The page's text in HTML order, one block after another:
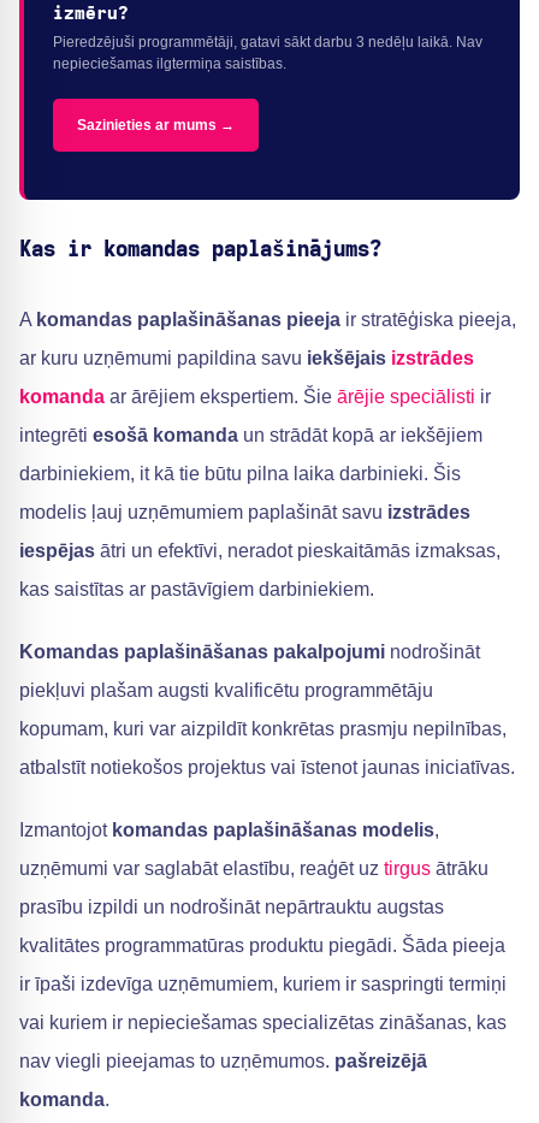
izmēru?
Pieredzējuši programmētāji, gatavi sākt darbu 3 nedēļu laikā. Nav
nepieciešamas ilgtermiņa saistības.
Sazinieties ar mums →
Kas ir komandas paplašinājums?
A komandas paplašināšanas pieeja ir stratēģiska pieeja,
ar kuru uzņēmumi papildina savu iekšējais izstrādes
komanda ar ārējiem ekspertiem. Šie ārējie speciālisti ir
integrēti esošā komanda un strādāt kopā ar iekšējiem
darbiniekiem, it kā tie būtu pilna laika darbinieki. Šis
modelis ļauj uzņēmumiem paplašināt savu izstrādes
iespējas ātri un efektīvi, neradot pieskaitāmās izmaksas,
kas saistītas ar pastāvīgiem darbiniekiem.
Komandas paplašināšanas pakalpojumi nodrošināt
piekļuvi plašam augsti kvalificētu programmētāju
kopumam, kuri var aizpildīt konkrētas prasmju nepilnības,
atbalstīt notiekošos projektus vai īstenot jaunas iniciatīvas.
Izmantojot komandas paplašināšanas modelis,
uzņēmumi var saglabāt elastību, reaģēt uz tirgus ātrāku
prasību izpildi un nodrošināt nepārtrauktu augstas
kvalitātes programmatūras produktu piegādi. Šāda pieeja
ir īpaši izdevīga uzņēmumiem, kuriem ir saspringti termiņi
vai kuriem ir nepieciešamas specializētas zināšanas, kas
nav viegli pieejamas to uzņēmumos. pašreizējā
komanda.